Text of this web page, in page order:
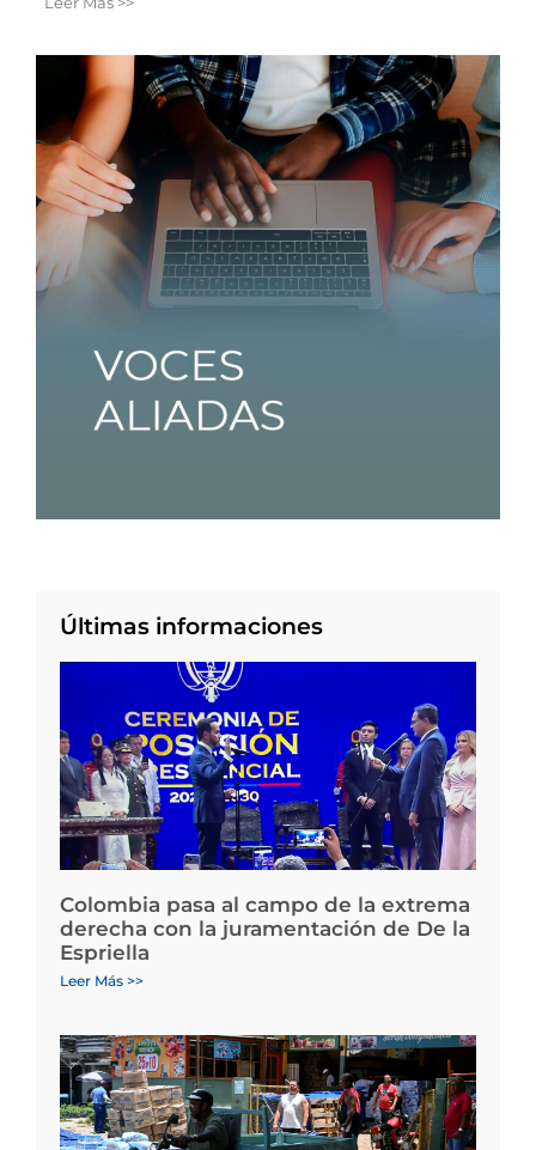
Últimas informaciones
Colombia pasa al campo de la extrema
derecha con la juramentación de De la
Espriella
Leer Más >>